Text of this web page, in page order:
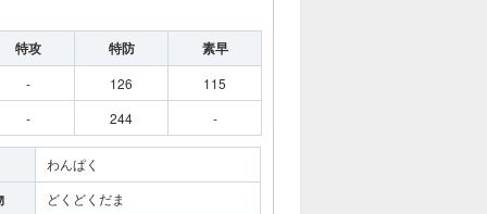
特攻 特防 素早
- 126
115
-
244 -
わんぱく
どくどくだま